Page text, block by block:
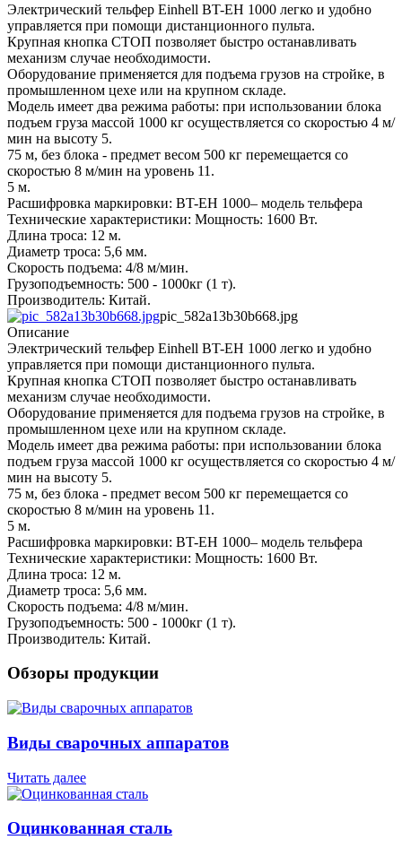
Электрический тельфер Einhell BT-EH 1000 легко и удобно
управляется при помощи дистанционного пульта.
Крупная кнопка СТОП позволяет быстро останавливать
механизм случае необходимости.
Оборудование применяется для подъема грузов на стройке, в
промышленном цехе или на крупном складе.
Модель имеет два режима работы: при использовании блока
подъем груза массой 1000 кг осуществляется со скоростью 4 м/
мин на высоту 5.
75 м, без блока - предмет весом 500 кг перемещается со
скоростью 8 м/мин на уровень 11.
5 м.
Расшифровка маркировки: BT-EH 1000– модель тельфера
Технические характеристики: Мощность: 1600 Вт.
Длина троса: 12 м.
Диаметр троса: 5,6 мм.
Скорость подъема: 4/8 м/мин.
Грузоподъемность: 500 - 1000кг (1 т).
Производитель: Китай.
pic_582a13b30b668.jpg
Описание
Электрический тельфер Einhell BT-EH 1000 легко и удобно
управляется при помощи дистанционного пульта.
Крупная кнопка СТОП позволяет быстро останавливать
механизм случае необходимости.
Оборудование применяется для подъема грузов на стройке, в
промышленном цехе или на крупном складе.
Модель имеет два режима работы: при использовании блока
подъем груза массой 1000 кг осуществляется со скоростью 4 м/
мин на высоту 5.
75 м, без блока - предмет весом 500 кг перемещается со
скоростью 8 м/мин на уровень 11.
5 м.
Расшифровка маркировки: BT-EH 1000– модель тельфера
Технические характеристики: Мощность: 1600 Вт.
Длина троса: 12 м.
Диаметр троса: 5,6 мм.
Скорость подъема: 4/8 м/мин.
Грузоподъемность: 500 - 1000кг (1 т).
Производитель: Китай.
Обзоры продукции
Виды сварочных аппаратов
Читать далее
Оцинкованная сталь